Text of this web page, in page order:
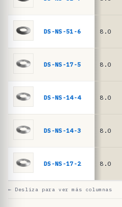
e
e
p
l
l
DS-NS-51-6 8.0
DS-NS-17-5 8.0
DS-NS-14-4 8.0
DS-NS-14-3 8.0
DS-NS-17-2 8.0
← Desliza para ver más columnas